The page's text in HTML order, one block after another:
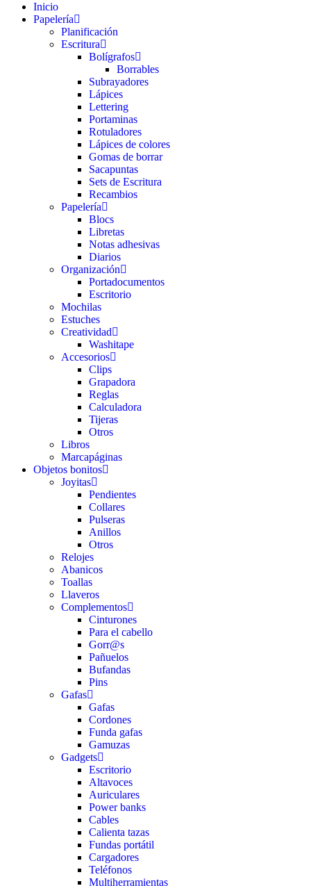
Inicio
Papelería
Planificación
Escritura
Bolígrafos
Borrables
Subrayadores
Lápices
Lettering
Portaminas
Rotuladores
Lápices de colores
Gomas de borrar
Sacapuntas
Sets de Escritura
Recambios
Papelería
Blocs
Libretas
Notas adhesivas
Diarios
Organización
Portadocumentos
Escritorio
Mochilas
Estuches
Creatividad
Washitape
Accesorios
Clips
Grapadora
Reglas
Calculadora
Tijeras
Otros
Libros
Marcapáginas
Objetos bonitos
Joyitas
Pendientes
Collares
Pulseras
Anillos
Otros
Relojes
Abanicos
Toallas
Llaveros
Complementos
Cinturones
Para el cabello
Gorr@s
Pañuelos
Bufandas
Pins
Gafas
Gafas
Cordones
Funda gafas
Gamuzas
Gadgets
Escritorio
Altavoces
Auriculares
Power banks
Cables
Calienta tazas
Fundas portátil
Cargadores
Teléfonos
Multiherramientas